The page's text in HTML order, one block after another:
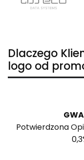
Dlaczego
logo od
Potwierdzona